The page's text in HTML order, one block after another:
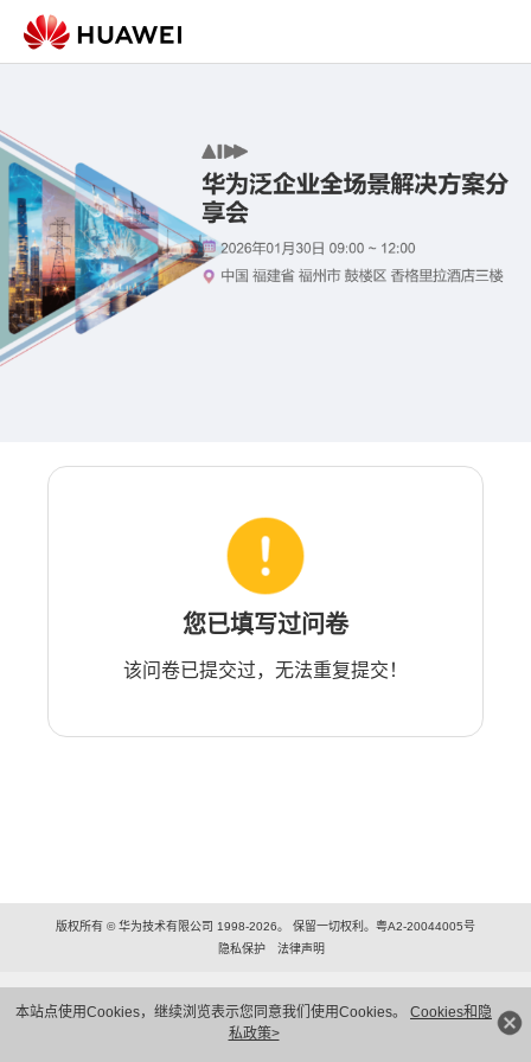
本站点使用Cookies，继续浏览表示您同意我们使用Cookies。 Cookies和隐
私政策>
您已填写过问卷
该问卷已提交过，无法重复提交！
版权所有 © 华为技术有限公司 1998-2026。 保留一切权利。粤A2-20044005号
隐私保护
法律声明